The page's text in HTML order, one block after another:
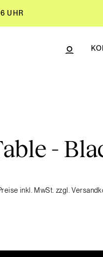
UHR
-
inkl. MwSt. zzgl.